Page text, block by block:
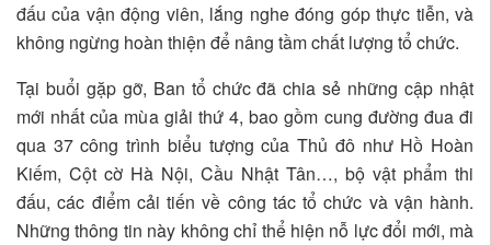
đấu của vận động viên, lắng nghe đóng góp thực tiễn, và
không ngừng hoàn thiện để nâng tầm chất lượng tổ chức.
Tại buổi gặp gỡ, Ban tổ chức đã chia sẻ những cập nhật
mới nhất của mùa giải thứ 4, bao gồm cung đường đua đi
qua 37 công trình biểu tượng của Thủ đô như Hồ Hoàn
Kiếm, Cột cờ Hà Nội, Cầu Nhật Tân…, bộ vật phẩm thi
đấu, các điểm cải tiến về công tác tổ chức và vận hành.
Những thông tin này không chỉ thể hiện nỗ lực đổi mới, mà